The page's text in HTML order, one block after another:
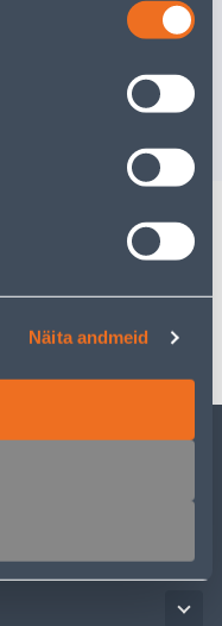
Näita andmeid
Tarne pole